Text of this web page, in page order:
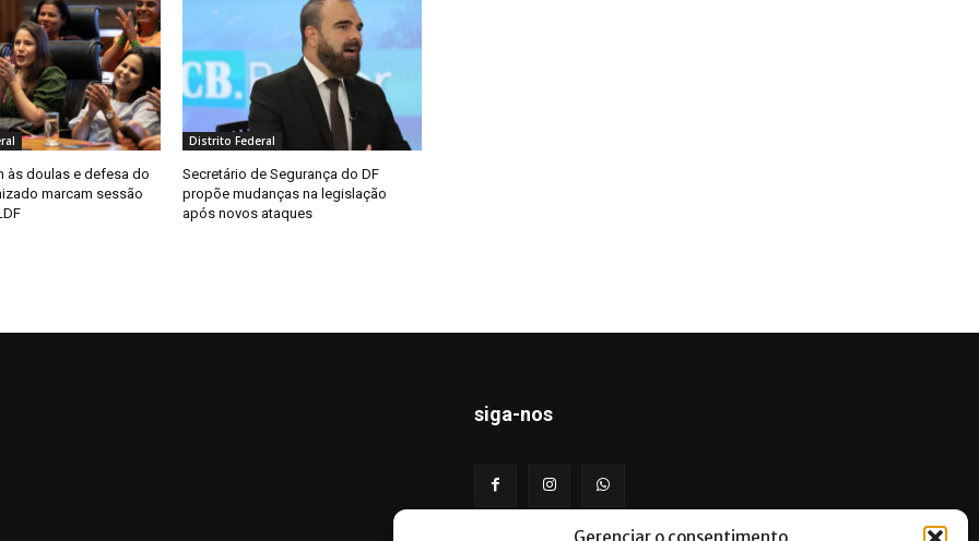
às doulas e defesa do
marcam sessão
Distrito Federal
Secretário de Segurança do DF
propõe mudanças na legislação
após novos ataques
siga-nos